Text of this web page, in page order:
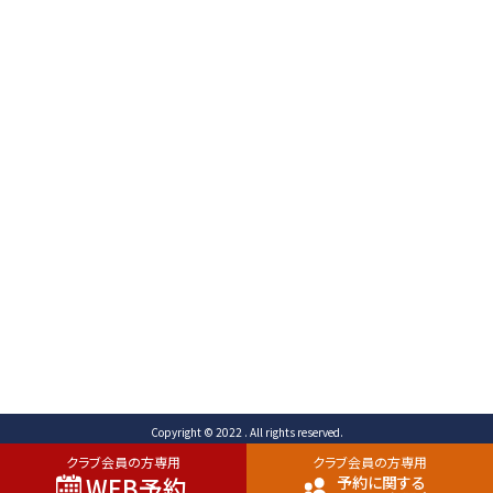
クラブ会員の方専用 クラブ会員の方専用
予約に関する
Copyright © 2022 . All rights reserved.